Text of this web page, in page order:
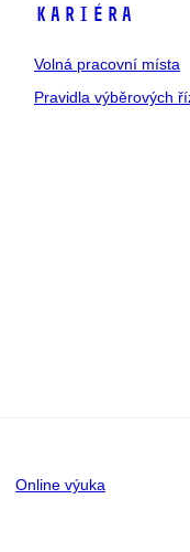
Kariéra
Volná pracovní místa
Pravidla výběrových
Online výuka